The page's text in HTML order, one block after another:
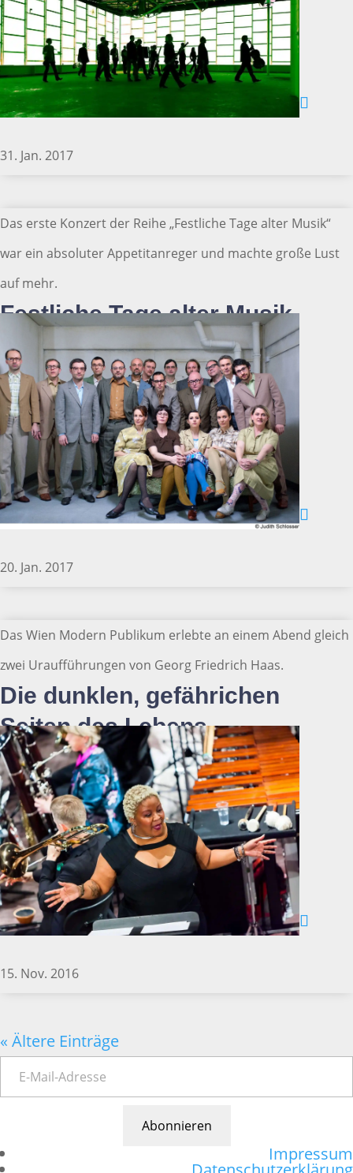
31. Jan. 2017
Festliche Tage alter Musik
20. Jan. 2017
Das erste Konzert der Reihe „Festliche Tage alter Musik“
war ein absoluter Appetitanreger und machte große Lust
auf mehr.
Die dunklen, gefährichen
Seiten des Lebens
15. Nov. 2016
Das Wien Modern Publikum erlebte an einem Abend gleich
zwei Uraufführungen von Georg Friedrich Haas.
« Ältere Einträge
Abonnieren
Impressum